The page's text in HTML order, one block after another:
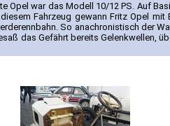
Opel war das Modell 10/12 PS. Auf
Fahrzeug gewann Fritz Opel mit
So anachronistisch der
das Gefährt bereits Gelenkwellen,